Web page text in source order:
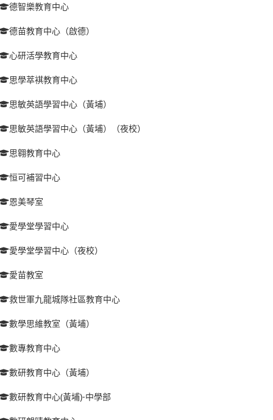
德智樂教育中心
德苗教育中心（啟德）
心研活學教育中心
思學萃褀教育中心
思敏英語學習中心（黃埔）
思敏英語學習中心（黃埔）（夜校）
思翱教育中心
恒可補習中心
恩美琴室
愛學堂學習中心
愛學堂學習中心（夜校）
愛苗教室
救世軍九龍城隊社區教育中心
數學思維教室（黃埔）
數專教育中心
數研教育中心（黃埔）
數研教育中心(黃埔)-中學部